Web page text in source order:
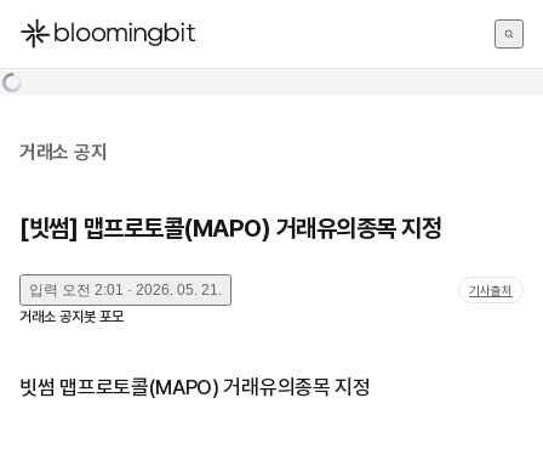
한국어
거래소 공지
[빗썸] 맵프로토콜(MAPO) 거래유의종목 지정
입력 오전 2:01 · 2026. 05. 21. 기사출처
거래소 공지봇 포모
빗썸 맵프로토콜(MAPO) 거래유의종목 지정